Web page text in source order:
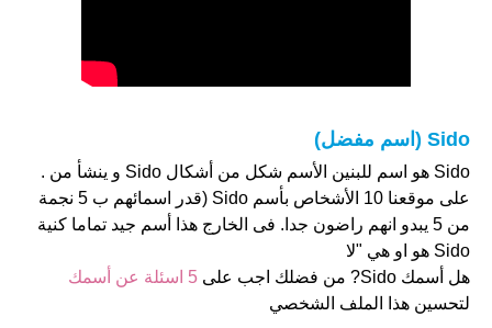
Sido (اسم مفضل)
Sido هو اسم للبنين الأسم شكل من أشكال Sido و ينشأ من .
على موقعنا 10 الأشخاص بأسم Sido (قدر اسمائهم ب 5 نجمة
من 5 يبدو انهم راضون جدا. فى الخارج هذا أسم جيد تماما كنية
Sido هو او هي "لا
هل أسمك Sido? من فضلك اجب على
5 اسئلة عن أسمك
لتحسين هذا الملف الشخصي